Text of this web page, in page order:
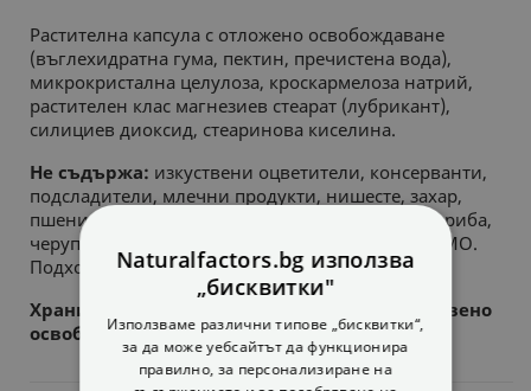
Растителна капсула с отложено освобождаване
(въглехидратна гума, пектин, пречистена вода),
микрокристална целулоза, кроскармелоза натрий,
растителен клас магнезиев стеарат (лубрикант),
силициев диоксид, стеаринова киселина.
Не съдържа: изкуствени оцветители, консерванти,
подсладители, млечни продукти, нишесте, захар,
пшеница, глутен, дрожди, соя, царевица, яйца, риба,
черупчести, животински продукти, сол, ядки, ГМО.
Подходящо за вегани/вегетарианци.
Хранителна добавка, 120 V-капсули със забавено
освобождаване.
Naturalfactors.bg използва
„бисквитки"
Използваме различни типове „бисквитки“,
за да може уебсайтът да функционира
правилно, за персонализиране на